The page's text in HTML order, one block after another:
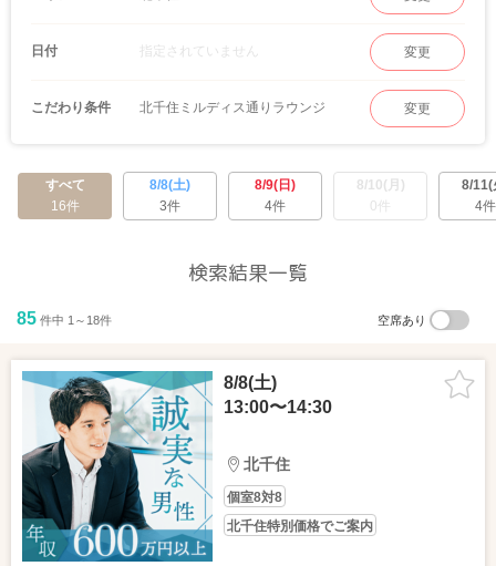
GoogleMapで見る 詳しい行き方を見る
【北千住ミルディス通りラウンジ】
東京都足立区千住4-20-13 織畑ビル1階
交通アクセス：JR北千住駅4分、東京メトロ千代田線北千住駅4分
日付 指定されていません 変更
こだわり条件 北千住ミルディス通りラウンジ 変更
すべて
16件
8/8(土)
3件
8/9(日)
4件
8/10(月)
0件
8/11(
4件
検索結果一覧
85 件中 1～18件 空席あり
8/8(土)
13:00〜14:30
北千住
個室8対8
北千住特別価格でご案内